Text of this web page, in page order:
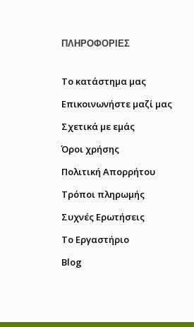
ΠΛΗΡΟΦΟΡΊΕΣ
Το κατάστημα μας
Επικοινωνήστε μαζί μας
Σχετικά με εμάς
Όροι χρήσης
Πολιτική Απορρήτου
Τρόποι πληρωμής
Συχνές Ερωτήσεις
Το Εργαστήριο
Blog